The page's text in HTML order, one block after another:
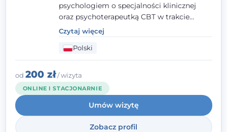
psychologiem o specjalności klinicznej
oraz psychoterapeutką CBT w trakcie
szkolenia. Pracuję z dorosłymi, którzy
szukają wsparcia w trudnych momentach -
w obliczu lęku, przewlekłego stresu,
natłoku myśli, obniżonego nastroju,
wypalenia czy kryzysu, a także po prostu
chcą lepiej poznać siebie.
Czytaj więcej
Polski
od 200 zł/ wizyta
ONLINE I STACJONARNIE
Umów wizytę
Zobacz profil